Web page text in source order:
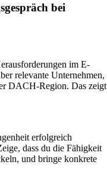
bei
im E-
relevante Unternehmen,
DACH-Region. Das zeigt
erfolgreich
dass du die Fähigkeit
und bringe konkrete